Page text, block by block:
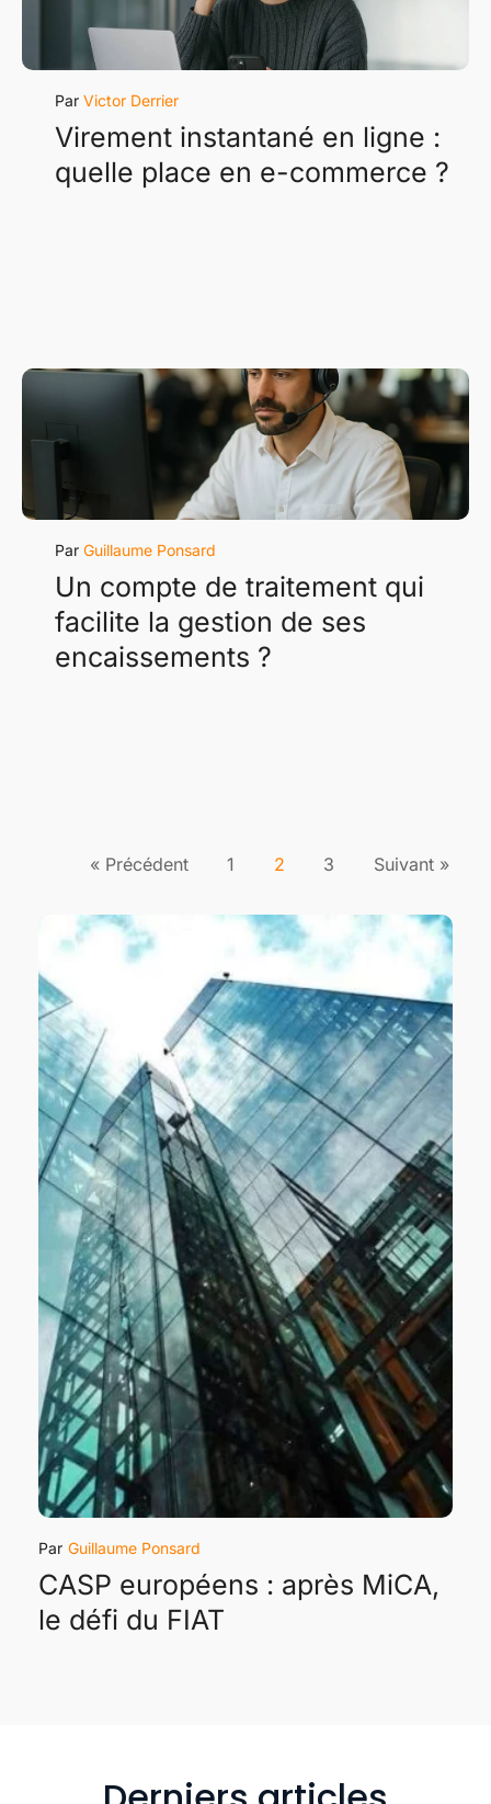
Virement instantané en ligne :
quelle place en e-commerce ?
Victor Derrier
Un compte de traitement qui
facilite la gestion de ses
encaissements ?
Guillaume Ponsard
« Précédent 1 2 3 Suivant »
CASP européens : après MiCA,
le défi du FIAT
Guillaume Ponsard